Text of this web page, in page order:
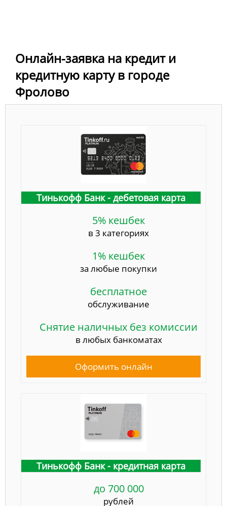
Онлайн-заявка на кредит и
кредитную карту в городе
Фролово
Тинькофф Банк - дебетовая карта
5% кешбек
в 3 категориях
1% кешбек
за любые покупки
бесплатное
обслуживание
Снятие наличных без комиссии
в любых банкоматах
Оформить онлайн
Тинькофф Банк - кредитная карта
до 700 000
рублей